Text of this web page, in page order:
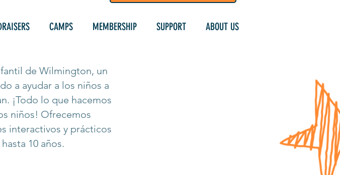
CAMPS MEMBERSHIP SUPPORT ABOUT US
de Wilmington, un
a ayudar a los niños a
¡Todo lo que hacemos
niños! Ofrecemos
interactivos y prácticos
10 años.